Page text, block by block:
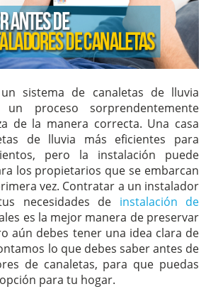
sistema de canaletas de lluvia
proceso sorprendentemente
de la manera correcta. Una casa
de lluvia más eficientes para
pero la instalación puede
los propietarios que se embarcan
vez. Contratar a un instalador
necesidades de instalación de
es la mejor manera de preservar
aún debes tener una idea clara de
lo que debes saber antes de
de canaletas, para que puedas
para tu hogar.